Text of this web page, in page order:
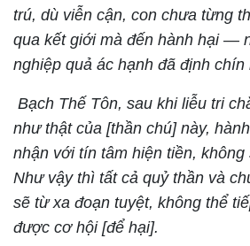
trú, dù viễn cận, con chưa từng
qua kết giới mà đến hành hại —
nghiệp quả ác hạnh đã định chín
Bạch Thế Tôn, sau khi liễu tri
như thật của [thần chú] này,
nhận với tín tâm hiện tiền, không
Như vậy thì tất cả quỷ thần và
sẽ từ xa đoạn tuyệt, không thể
được cơ hội [để hại].